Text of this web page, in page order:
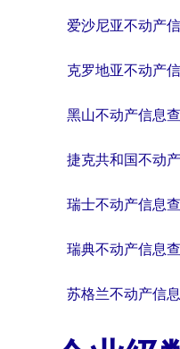
爱沙尼亚不动产
克罗地亚不动产
黑山不动产信息
捷克共和国不动
瑞士不动产信息
瑞典不动产信息
苏格兰不动产信